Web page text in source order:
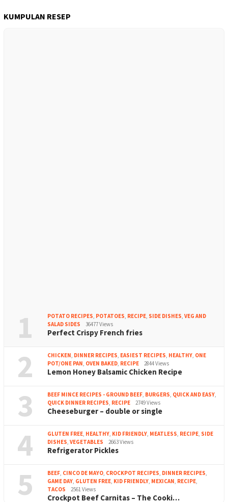
KUMPULAN RESEP
1 POTATO RECIPES, POTATOES, RECIPE, SIDE DISHES, VEG AND
SALAD SIDES
36477 Views
Perfect Crispy French fries
2 CHICKEN, DINNER RECIPES, EASIEST RECIPES, HEALTHY, ONE
POT/ONE PAN, OVEN BAKED, RECIPE 2844 Views
Lemon Honey Balsamic Chicken Recipe
3 BEEF MINCE RECIPES - GROUND BEEF, BURGERS, QUICK AND EASY,
QUICK DINNER RECIPES, RECIPE 2749 Views
Cheeseburger – double or single
4 GLUTEN FREE, HEALTHY, KID FRIENDLY, MEATLESS, RECIPE, SIDE
DISHES, VEGETABLES 2663 Views
Refrigerator Pickles
5 BEEF, CINCO DE MAYO, CROCKPOT RECIPES, DINNER RECIPES,
GAME DAY, GLUTEN FREE, KID FRIENDLY, MEXICAN, RECIPE,
TACOS
2561 Views
Crockpot Beef Carnitas – The Cooki…